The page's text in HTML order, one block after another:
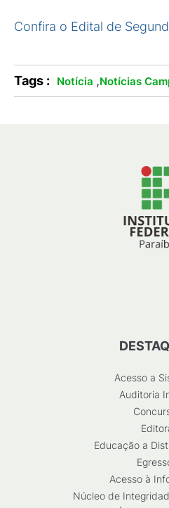
Confira o Edital de
Tags : Notícia ,Notícias
Acesso a
Auditoria
Educação a
Acesso à
Núcleo de